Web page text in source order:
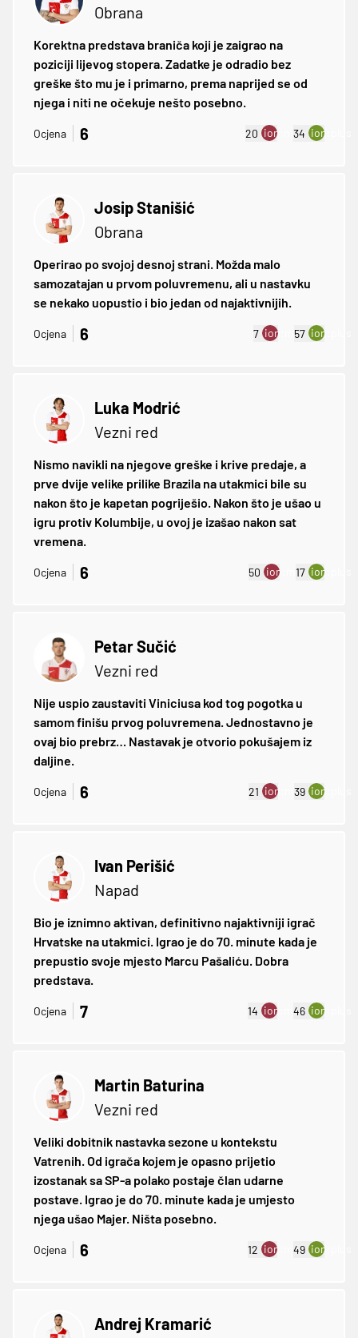
Obrana
Korektna predstava braniča koji je zaigrao na
poziciji lijevog stopera. Zadatke je odradio bez
greške što mu je i primarno, prema naprijed se od
njega i niti ne očekuje nešto posebno.
Ocjena 6 20 ion:minus
34 ion:plus
Josip Stanišić
Obrana
Operirao po svojoj desnoj strani. Možda malo
samozatajan u prvom poluvremenu, ali u nastavku
se nekako uopustio i bio jedan od najaktivnijih.
Ocjena 6 7 ion:minus
57 ion:plus
Luka Modrić
Vezni red
Nismo navikli na njegove greške i krive predaje, a
prve dvije velike prilike Brazila na utakmici bile su
nakon što je kapetan pogriješio. Nakon što je ušao u
igru protiv Kolumbije, u ovoj je izašao nakon sat
vremena.
Ocjena 6 50 ion:minus
17 ion:plus
Petar Sučić
Vezni red
Nije uspio zaustaviti Viniciusa kod tog pogotka u
samom finišu prvog poluvremena. Jednostavno je
ovaj bio prebrz… Nastavak je otvorio pokušajem iz
daljine.
Ocjena 6 21 ion:minus
39 ion:plus
Ivan Perišić
Napad
Bio je iznimno aktivan, definitivno najaktivniji igrač
Hrvatske na utakmici. Igrao je do 70. minute kada je
prepustio svoje mjesto Marcu Pašaliću. Dobra
predstava.
Ocjena 7 14 ion:minus
46 ion:plus
Martin Baturina
Vezni red
Veliki dobitnik nastavka sezone u kontekstu
Vatrenih. Od igrača kojem je opasno prijetio
izostanak sa SP-a polako postaje član udarne
postave. Igrao je do 70. minute kada je umjesto
njega ušao Majer. Ništa posebno.
Ocjena 6 12 ion:minus
49 ion:plus
Andrej Kramarić